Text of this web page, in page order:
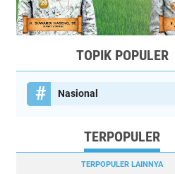
TOPIK POPULER
Nasional
TERPOPULER
TERPOPULER LAINNYA